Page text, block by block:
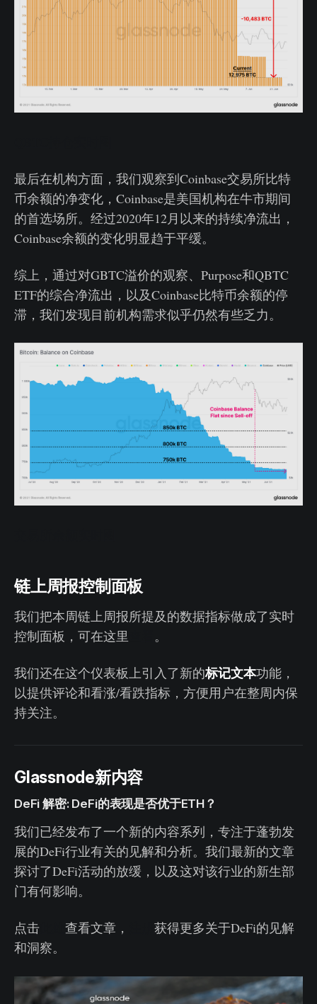
最后在机构方面，我们观察到Coinbase交易所比特
币余额的净变化，Coinbase是美国机构在牛市期间
的首选场所。经过2020年12月以来的持续净流出，
Coinbase余额的变化明显趋于平缓。
综上，通过对GBTC溢价的观察、Purpose和QBTC
ETF的综合净流出，以及Coinbase比特币余额的停
滞，我们发现目前机构需求似乎仍然有些乏力。
链上周报控制面板
我们把本周链上周报所提及的数据指标做成了实时
控制面板，可在这里
。
我们还在这个仪表板上引入了新的标记文本功能，
以提供评论和看涨/看跌指标，方便用户在整周内保
持关注。
Glassnode新内容
DeFi 解密: DeFi的表现是否优于ETH？
我们已经发布了一个新的内容系列，专注于蓬勃发
展的DeFi行业有关的见解和分析。我们最新的文章
探讨了DeFi活动的放缓，以及这对该行业的新生部
门有何影响。
点击 查看文章，
获得更多关于DeFi的见解
和洞察。